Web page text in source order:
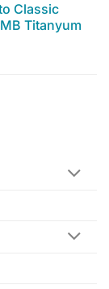
Classic
Titanyum